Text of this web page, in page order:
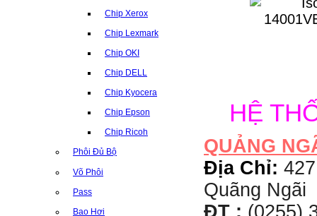
Chip Xerox
Chip Lexmark
Chip OKI
Chip DELL
Chip Kyocera
Chip Epson
Chip Ricoh
Phôi Đủ Bộ
Võ Phôi
Pass
Bao Hơi
HỆ
QUẢNG
Địa Chỉ:
Quãng Ngãi